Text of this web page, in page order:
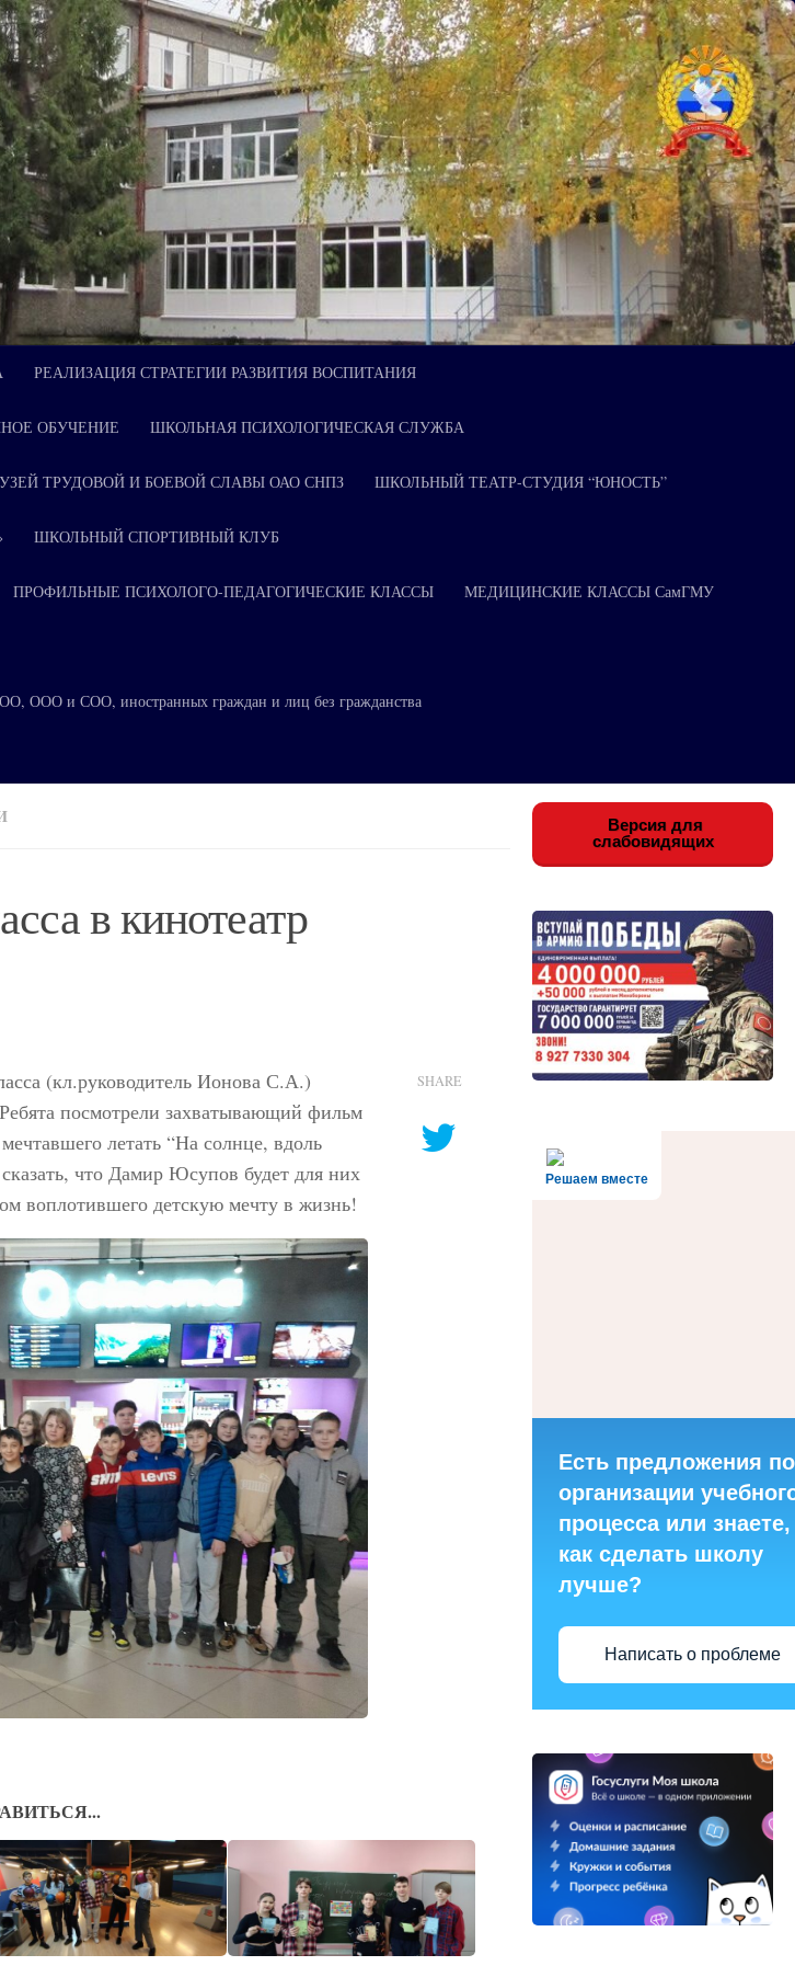
РЕАЛИЗАЦИЯ СТРАТЕГИИ РАЗВИТИЯ ВОСПИТАНИЯ
ОБУЧЕНИЕ ШКОЛЬНАЯ ПСИХОЛОГИЧЕСКАЯ СЛУЖБА
ТРУДОВОЙ И БОЕВОЙ СЛАВЫ ОАО СНПЗ ШКОЛЬНЫЙ ТЕАТР-СТУДИЯ “ЮНОСТЬ”
ШКОЛЬНЫЙ СПОРТИВНЫЙ КЛУБ
ПРОФИЛЬНЫЕ ПСИХОЛОГО-ПЕДАГОГИЧЕСКИЕ КЛАССЫ МЕДИЦИНСКИЕ КЛАССЫ СамГМУ
НОО, ООО и СОО, иностранных граждан и лиц без гражданства
в кинотеатр
(кл.руководитель Ионова С.А.)
посмотрели захватывающий фильм
летать “На солнце, вдоль
что Дамир Юсупов будет для них
воплотившего детскую мечту в жизнь!
SHARE
Версия для
слабовидящих
Решаем вместе
Есть предложения по
организации
процесса или знаете,
как сделать школу
лучше?
Написать о проблеме